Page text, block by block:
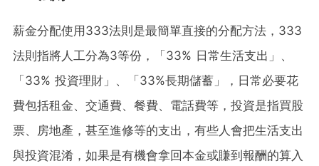
薪金分配使用333法則是最簡單直接的分配方法，333
法則指將人工分為3等份，「33% 日常生活支出」、
「33% 投資理財」、「33%長期儲蓄」，日常必要花
費包括租金、交通費、餐費、電話費等，投資是指買股
票、房地產，甚至進修等的支出，有些人會把生活支出
與投資混淆，如果是有機會拿回本金或賺到報酬的算入